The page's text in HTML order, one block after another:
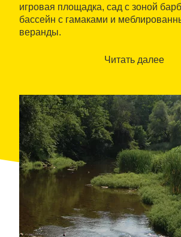
игровая площадка, сад с зоной
бассейн с гамаками и
веранды.
Читать далее